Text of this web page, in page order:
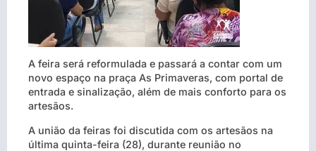
A feira será reformulada e passará a contar com um
novo espaço na praça As Primaveras, com portal de
entrada e sinalização, além de mais conforto para os
artesãos.
A união da feiras foi discutida com os artesãos na
última quinta-feira (28), durante reunião no